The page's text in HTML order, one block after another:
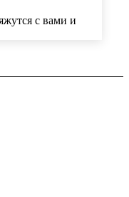
с вами и